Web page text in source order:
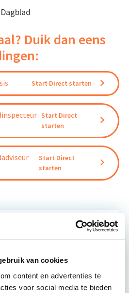
van cookies
content en advertenties te
voor social media te bieden
Duik dan eens
Start Direct starten
Start Direct
starten
Start Direct
starten
bij dit artikel
Gebouwbeheer geeft